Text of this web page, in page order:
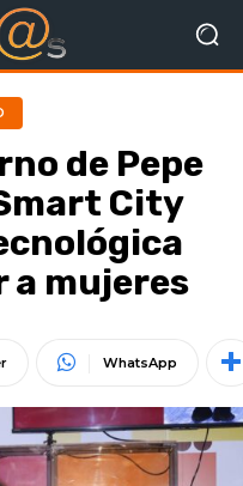
de Pepe
City
a mujeres
WhatsApp